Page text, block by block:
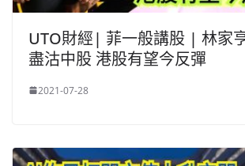
UTO財經| 菲一般講股 | 林家
盡沽中股 港股有望今反彈
2021-07-28